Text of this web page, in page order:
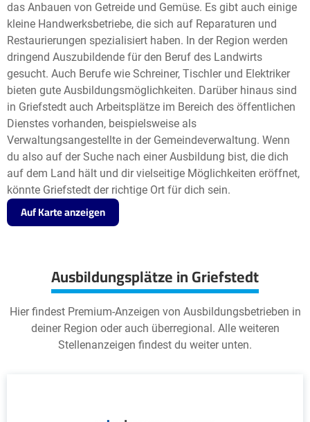
das Anbauen von Getreide und Gemüse. Es gibt auch einige
kleine Handwerksbetriebe, die sich auf Reparaturen und
Restaurierungen spezialisiert haben. In der Region werden
dringend Auszubildende für den Beruf des Landwirts
gesucht. Auch Berufe wie Schreiner, Tischler und Elektriker
bieten gute Ausbildungsmöglichkeiten. Darüber hinaus sind
in Griefstedt auch Arbeitsplätze im Bereich des öffentlichen
Dienstes vorhanden, beispielsweise als
Verwaltungsangestellte in der Gemeindeverwaltung. Wenn
du also auf der Suche nach einer Ausbildung bist, die dich
auf dem Land hält und dir vielseitige Möglichkeiten eröffnet,
könnte Griefstedt der richtige Ort für dich sein.
Auf Karte anzeigen
Ausbildungsplätze in Griefstedt
Hier findest Premium-Anzeigen von Ausbildungsbetrieben in
deiner Region oder auch überregional. Alle weiteren
Stellenanzeigen findest du weiter unten.